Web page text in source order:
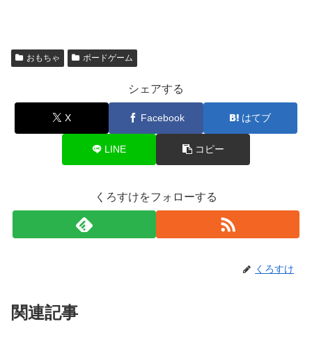
おもちゃ ボードゲーム
シェアする
X Facebook はてブ
LINE コピー
くろすけをフォローする
くろすけ
関連記事